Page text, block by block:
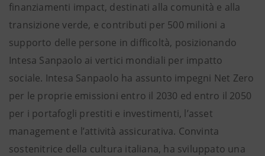
finanziamenti impact, destinati alla comunità e alla
transizione verde, e contributi per 500 milioni a
supporto delle persone in difficoltà, posizionando
Intesa Sanpaolo ai vertici mondiali per impatto
sociale. Intesa Sanpaolo ha assunto impegni Net Zero
per le proprie emissioni entro il 2030 ed entro il 2050
per i portafogli prestiti e investimenti, l’asset
management e l’attività assicurativa. Convinta
sostenitrice della cultura italiana, ha sviluppato una